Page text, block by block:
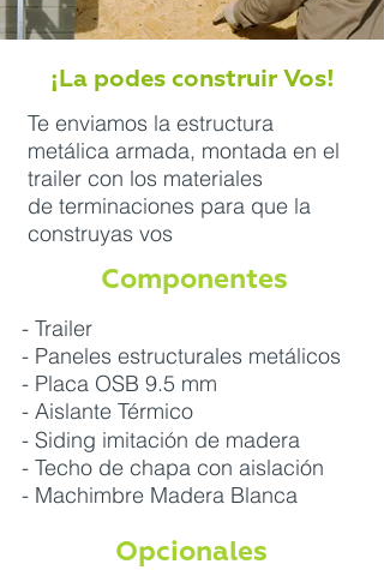
¡La podes construir Vos!
Te enviamos la estructura
metálica armada, montada en el
trailer con los materiales
de terminaciones para que la
construyas vos
Componentes
- Trailer
- Paneles estructurales metálicos
- Placa OSB 9.5 mm
- Aislante Térmico
- Siding imitación de madera
- Techo de chapa con aislación
- Machimbre Madera Blanca
Opcionales